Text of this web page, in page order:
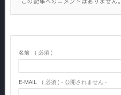
名前 ( 必須 )
E-MAIL ( 必須 ) - 公開されません -